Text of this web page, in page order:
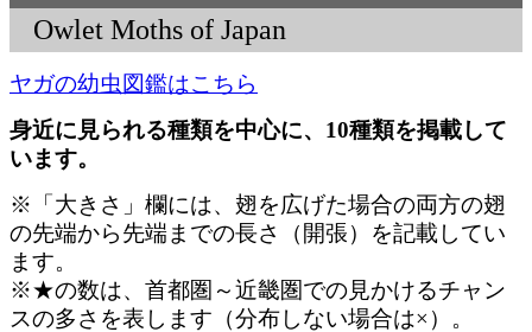
Owlet Moths of Japan
ヤガの幼虫図鑑はこちら
身近に見られる種類を中心に、10種類を掲載して
います。
※「大きさ」欄には、翅を広げた場合の両方の翅
の先端から先端までの長さ（開張）を記載してい
ます。
※★の数は、首都圏～近畿圏での見かけるチャン
スの多さを表します（分布しない場合は×）。